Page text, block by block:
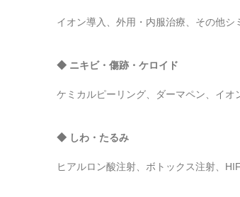
イオン導入、外用・内服治療、その他シ
◆ ニキビ・傷跡・ケロイド
ケミカルピーリング、ダーマペン、イ
◆ しわ・たるみ
ヒアルロン酸注射、ボトックス注射、